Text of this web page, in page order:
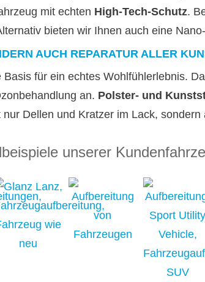
mit echten High-Tech-Schutz.
bieten wir Ihnen auch eine
AUCH REPARATUR ALLER
für ein echtes Wohlfühlerlebnis.
an. Polster- und
Dellen und Kratzer im Lack,
unserer